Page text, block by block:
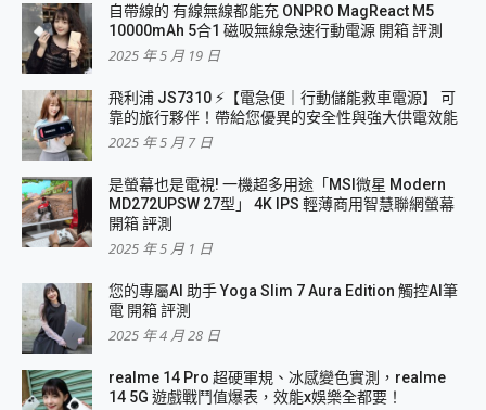
自帶線的 有線無線都能充 ONPRO MagReact M5
10000mAh 5合1 磁吸無線急速行動電源 開箱 評測
2025 年 5 月 19 日
飛利浦 JS7310 ⚡【電急便｜行動儲能救車電源】 可
靠的旅行夥伴！帶給您優異的安全性與強大供電效能
2025 年 5 月 7 日
是螢幕也是電視! 一機超多用途「MSI微星 Modern
MD272UPSW 27型」 4K IPS 輕薄商用智慧聯網螢幕
開箱 評測
2025 年 5 月 1 日
您的專屬AI 助手 Yoga Slim 7 Aura Edition 觸控AI筆
電 開箱 評測
2025 年 4 月 28 日
realme 14 Pro 超硬軍規、冰感變色實測，realme
14 5G 遊戲戰鬥值爆表，效能x娛樂全都要！